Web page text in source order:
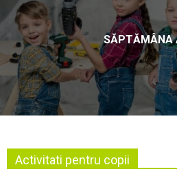
SĂPTĂMÂNA
Activitati pentru copii